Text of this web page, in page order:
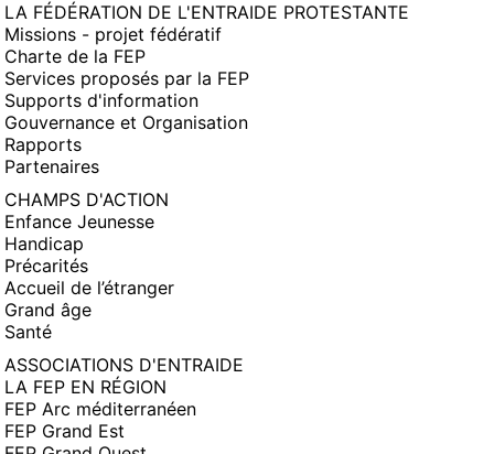
LA FÉDÉRATION DE L'ENTRAIDE PROTESTANTE
Missions - projet fédératif
Charte de la FEP
Services proposés par la FEP
Supports d'information
Gouvernance et Organisation
Rapports
Partenaires
CHAMPS D'ACTION
Enfance Jeunesse
Handicap
Précarités
Accueil de l’étranger
Grand âge
Santé
ASSOCIATIONS D'ENTRAIDE
LA FEP EN RÉGION
FEP Arc méditerranéen
FEP Grand Est